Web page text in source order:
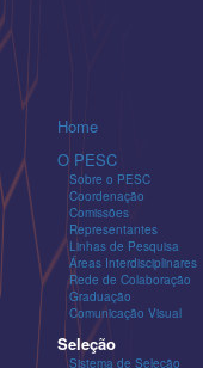
Home
O PESC
Sobre o PESC
Coordenação
Comissões
Representantes
Linhas de Pesquisa
Áreas Interdisciplinares
Rede de Colaboração
Graduação
Comunicação Visual
Seleção
Sistema de Seleção